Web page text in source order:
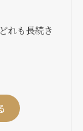
れも長続き